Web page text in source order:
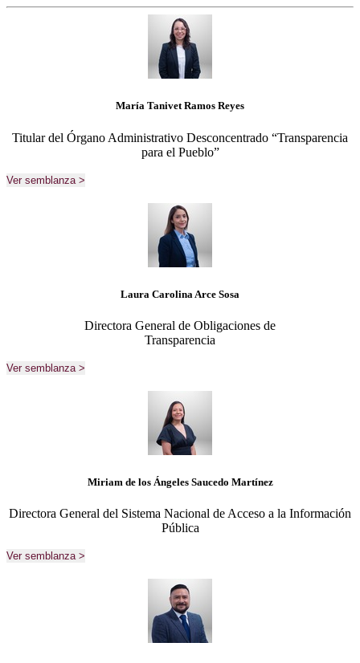
María Tanivet Ramos Reyes
Titular del Órgano Administrativo Desconcentrado “Transparencia
para el Pueblo”
Ver semblanza >
Laura Carolina Arce Sosa
Directora General de Obligaciones de
Transparencia
Ver semblanza >
Miriam de los Ángeles Saucedo Martínez
Directora General del Sistema Nacional de Acceso a la Información
Pública
Ver semblanza >